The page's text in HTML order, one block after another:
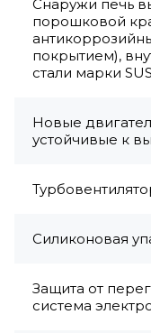
Снаружи печь
порошковой
покрытием),
стали марки SUS
Новые
устойчивые к
Силиконовая
Защита от
система